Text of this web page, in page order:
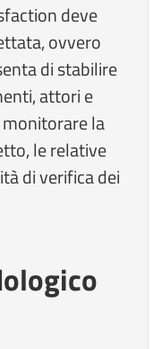
deve
ovvero
di stabilire
attori e
la
le relative
di verifica dei